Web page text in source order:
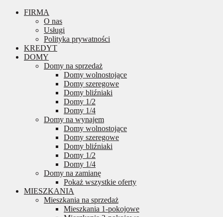
FIRMA
O nas
Usługi
Polityka prywatności
KREDYT
DOMY
Domy na sprzedaż
Domy wolnostojące
Domy szeregowe
Domy bliźniaki
Domy 1/2
Domy 1/4
Domy na wynajem
Domy wolnostojące
Domy szeregowe
Domy bliźniaki
Domy 1/2
Domy 1/4
Domy na zamianę
Pokaż wszystkie oferty
MIESZKANIA
Mieszkania na sprzedaż
Mieszkania 1-pokojowe